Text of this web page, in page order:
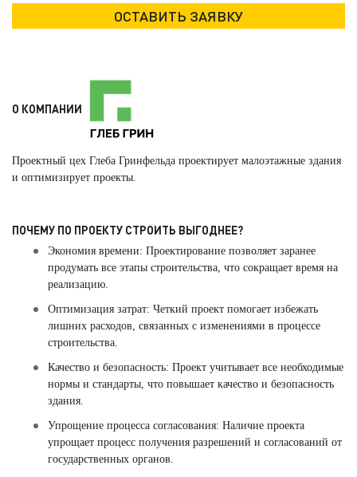
О КОМПАНИИ
Проектный цех Глеба Гринфельда проектирует малоэтажные здания
и оптимизирует проекты.
ПОЧЕМУ ПО ПРОЕКТУ СТРОИТЬ ВЫГОДНЕЕ?
Экономия времени: Проектирование позволяет заранее
продумать все этапы строительства, что сокращает время на
реализацию.
Оптимизация затрат: Четкий проект помогает избежать
лишних расходов, связанных с изменениями в процессе
строительства.
Качество и безопасность: Проект учитывает все необходимые
нормы и стандарты, что повышает качество и безопасность
здания.
Упрощение процесса согласования: Наличие проекта
упрощает процесс получения разрешений и согласований от
государственных органов.